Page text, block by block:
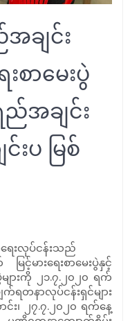
ချင်း
စာမေးပွဲ
အချင်း
းပ မြစ်
ရေးလုပ်ငန်းသည်
င့်မားရေးစာမေးပွဲနှင့်
ျားကို ၂၁.၇.၂၀၂၀ ရက်
ရတနာလုပ်ငန်းရှင်များ
င်း၊ ၂၇.၇.၂၀၂၀ ရက်နေ့